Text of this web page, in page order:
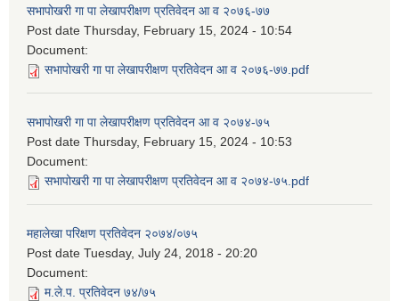
सभापोखरी गा पा लेखापरीक्षण प्रतिवेदन आ व २०७६-७७
Post date Thursday, February 15, 2024 - 10:54
Document:
सभापोखरी गा पा लेखापरीक्षण प्रतिवेदन आ व २०७६-७७.pdf
सभापोखरी गा पा लेखापरीक्षण प्रतिवेदन आ व २०७४-७५
Post date Thursday, February 15, 2024 - 10:53
Document:
सभापोखरी गा पा लेखापरीक्षण प्रतिवेदन आ व २०७४-७५.pdf
महालेखा परिक्षण प्रतिवेदन २०७४/०७५
Post date Tuesday, July 24, 2018 - 20:20
Document:
म.ले.प. प्रतिवेदन ७४/७५